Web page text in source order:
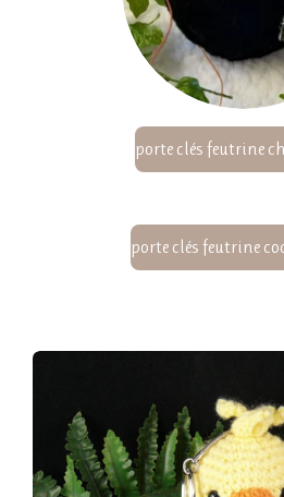
porte clés feutrine
porte clés feutrine